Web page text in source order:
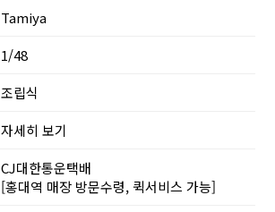
Tamiya
1/48
조립식
자세히 보기
CJ대한통운택배
[홍대역 매장 방문수령, 퀵서비스 가능]